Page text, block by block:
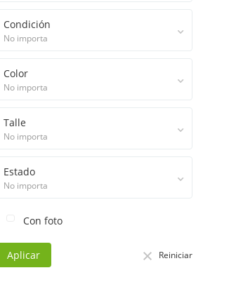
Condición
No importa
Color
No importa
Talle
No importa
Estado
No importa
Con foto
Aplicar Reiniciar